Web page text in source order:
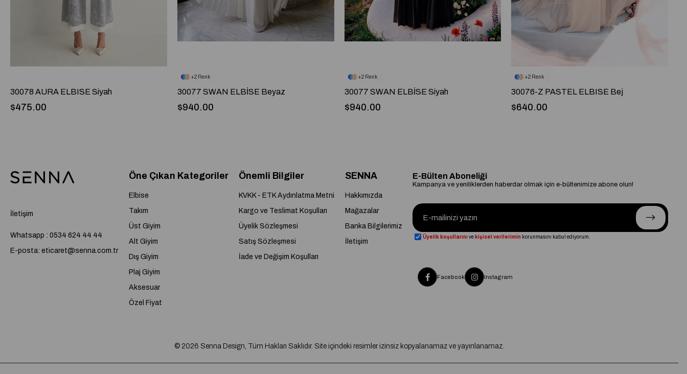
30078 AURA ELBISE Siyah
$475.00
2
30077 SWAN ELBİSE Beyaz
$940.00
2
30077 SWAN ELBİSE Siyah
$940.00
2
30076-Z PASTEL ELBISE Bej
$640.00
İletişim
Whatsapp : 0534 624 44 44
E-posta: eticaret@senna.com.tr
Öne Çıkan Kategoriler
Elbise
Takım
Üst Giyim
Alt Giyim
Dış Giyim
Plaj Giyim
Aksesuar
Özel Fiyat
Önemli Bilgiler
KVKK - ETK Aydınlatma Metni
Kargo ve Teslimat Koşulları
Üyelik Sözleşmesi
Satış Sözleşmesi
İade ve Değişim Koşulları
SENNA
Hakkımızda
Mağazalar
Banka Bilgilerimiz
İletişim
E-Bülten Aboneliği
Kampanya ve yeniliklerden haberdar olmak için e-bültenimize abone olun!
Üyelik koşullarını ve kişisel verilerimin korunmasını kabul ediyorum.
Facebook Instagram
© 2026 Senna Design, Tüm Hakları Saklıdır. Site içindeki resimler izinsiz kopyalanamaz ve yayınlanamaz.